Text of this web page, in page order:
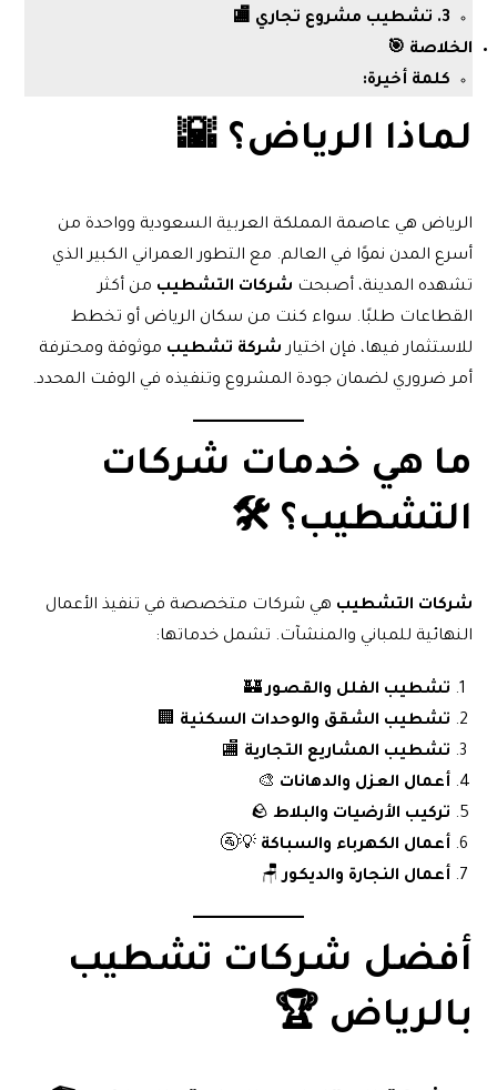
3. تشطيب مشروع تجاري 🏬
الخلاصة 🎯
كلمة أخيرة:
لماذا الرياض؟ 🌇
الرياض هي عاصمة المملكة العربية السعودية وواحدة من
أسرع المدن نموًا في العالم. مع التطور العمراني الكبير الذي
تشهده المدينة، أصبحت شركات التشطيب من أكثر
القطاعات طلبًا. سواء كنت من سكان الرياض أو تخطط
للاستثمار فيها، فإن اختيار شركة تشطيب موثوقة ومحترفة
أمر ضروري لضمان جودة المشروع وتنفيذه في الوقت المحدد.
ما هي خدمات شركات
التشطيب؟ 🛠️
شركات التشطيب هي شركات متخصصة في تنفيذ الأعمال
النهائية للمباني والمنشآت. تشمل خدماتها:
تشطيب الفلل والقصور🏰
تشطيب الشقق والوحدات السكنية 🏢
تشطيب المشاريع التجارية 🏬
أعمال العزل والدهانات 🎨
تركيب الأرضيات والبلاط
أعمال الكهرباء والسباكة 💡🚰
أعمال النجارة والديكور🪑
أفضل شركات تشطيب
بالرياض 🏆